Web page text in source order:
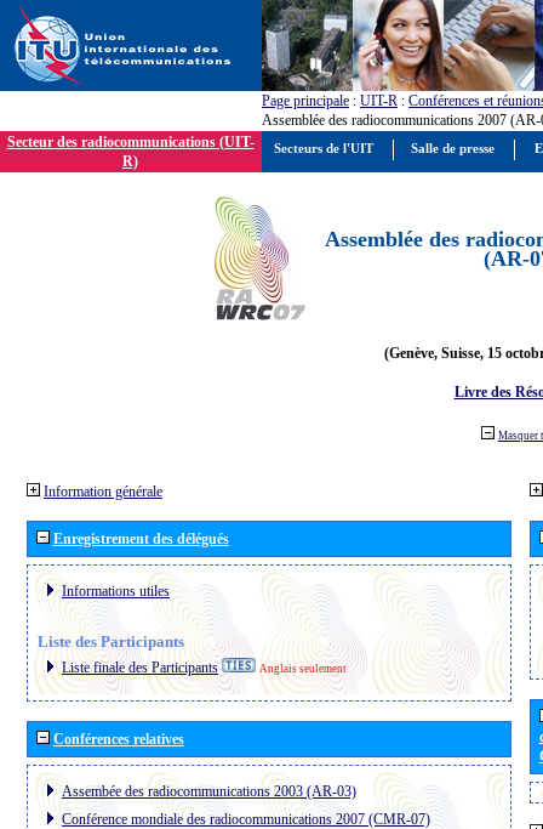
Page principale : UIT-R : Conférences et
Assemblée des radiocommunications 2007
Secteur des radiocommunications (UIT-
R)
Assemblée des
(AR-
(Genève, Suisse, 15
Livre des
Masquer
Information générale
Enregistrement des délégués
Informations utiles
Liste des Participants
Liste finale des Participants Anglais seulement
Conférences relatives
Assembée des radiocommunications 2003 (AR-03)
Conférence mondiale des radiocommunications 2007 (CMR-07)
Secteurs de l'UIT Salle de presse